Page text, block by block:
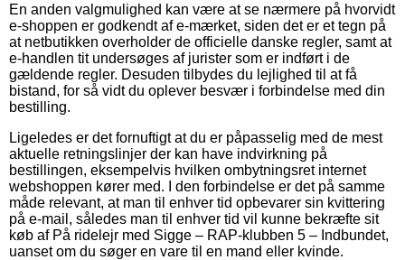
En anden valgmulighed kan være at se nærmere på hvorvidt
e-shoppen er godkendt af e-mærket, siden det er et tegn på
at netbutikken overholder de officielle danske regler, samt at
e-handlen tit undersøges af jurister som er indført i de
gældende regler. Desuden tilbydes du lejlighed til at få
bistand, for så vidt du oplever besvær i forbindelse med din
bestilling.
Ligeledes er det fornuftigt at du er påpasselig med de mest
aktuelle retningslinjer der kan have indvirkning på
bestillingen, eksempelvis hvilken ombytningsret internet
webshoppen kører med. I den forbindelse er det på samme
måde relevant, at man til enhver tid opbevarer sin kvittering
på e-mail, således man til enhver tid vil kunne bekræfte sit
køb af På ridelejr med Sigge – RAP-klubben 5 – Indbundet,
uanset om du søger en vare til en mand eller kvinde.